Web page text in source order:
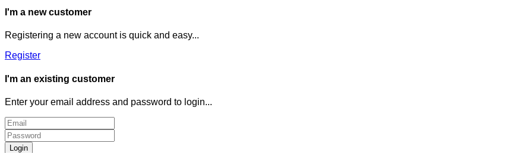
I'm a new customer
Registering a new account is quick and easy...
Register
I'm an existing customer
Enter your email address and password to login...
Login